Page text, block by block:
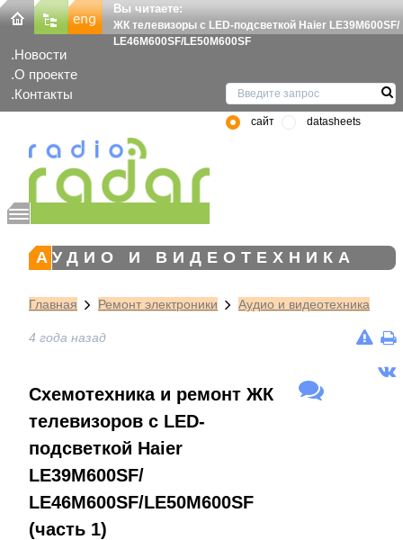
Вы читаете:
ЖК телевизоры с LED-подсветкой Haier LE39M600SF/
LE46M600SF/LE50M600SF
Новости
О проекте
Контакты
сайт datasheets
АУДИО И ВИДЕОТЕХНИКА
Главная Ремонт электроники Аудио и видеотехника
4 года назад
Схемотехника и ремонт ЖК
телевизоров с LED-
подсветкой Haier
LE39M600SF/
LE46M600SF/LE50M600SF
(часть 1)